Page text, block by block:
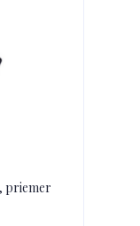
priemer